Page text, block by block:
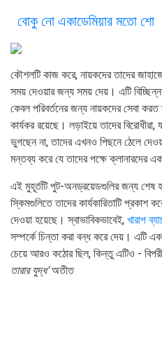
বোকু নো একাডেমিয়ার মতো শো
কৌশলটি কাজ করে, নায়কদের তাদের
সময় দেওয়ার জন্য সময় দেয়। এটি
কেবল পরিবর্তনের জন্য নায়কদের সেবা
কার্যকর রয়েছে। লড়াইয়ে তাদের বিরোধীরা,
ভুগছেন না, তাদের এখনও পিছনে ঠেলে
মন্তব্য করে যে তাদের পক্ষে ক্লানারদের
এই মুহূর্তটি পুট-অনড্রয়েডগুলির জন্য শেষ
স্কিমগুলিতে তাদের কার্যকারিতাটি প্রকাশ
দেওয়া হয়েছে। স্বাভাবিকভাবেই, খারাপ
সম্পর্কে চিন্তা করা বন্ধ করে দেয়। এটি
চেয়ে আরও কঠোর ছিল, কিন্তু এটিও -
তারার যুদ্ধ'অতীত